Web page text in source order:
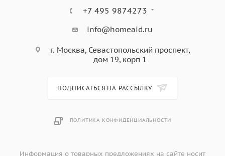
+7 495 9874273
info@homeaid.ru
г. Москва, Севастопольский проспект,
дом 19, корп 1
ПОДПИСАТЬСЯ НА РАССЫЛКУ
ПОЛИТИКА КОНФИДЕНЦИАЛЬНОСТИ
Информация о товарных предложениях на сайте носит